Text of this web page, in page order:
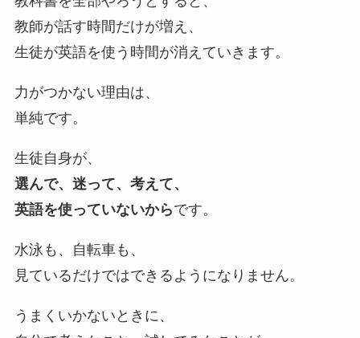
教師が話す時間だけが増え、
生徒が英語を使う時間が消えていきます。
力がつかない理由は、
単純です。
生徒自身が、
選んで、迷って、考えて、
英語を使っていないからです。
水泳も、自転車も、
見ているだけではできるようになりません。
うまくいかないときに、